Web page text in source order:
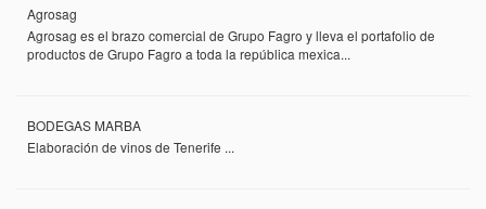
Agrosag
Agrosag es el brazo comercial de Grupo Fagro y lleva el portafolio de
productos de Grupo Fagro a toda la república mexica...
BODEGAS MARBA
Elaboración de vinos de Tenerife ...